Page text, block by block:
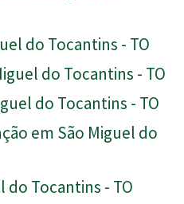
do Tocantins - TO
do Tocantins - TO
do Tocantins - TO
em São Miguel do
do Tocantins - TO